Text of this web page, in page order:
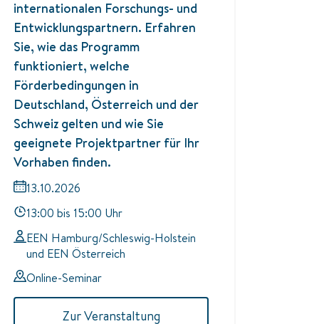
internationalen Forschungs- und
Entwicklungspartnern. Erfahren
Sie, wie das Programm
funktioniert, welche
Förderbedingungen in
Deutschland, Österreich und der
Schweiz gelten und wie Sie
geeignete Projektpartner für Ihr
Vorhaben finden.
13.10.2026
13:00 bis 15:00 Uhr
EEN Hamburg/Schleswig-Holstein
und EEN Österreich
Online-Seminar
Zur Veranstaltung